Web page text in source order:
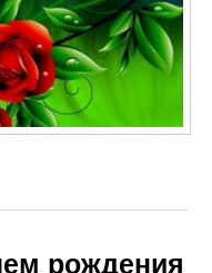
рождения